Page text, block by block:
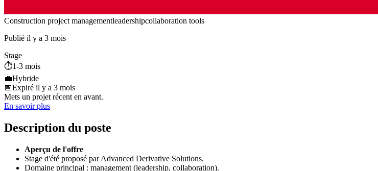
Construction project managementleadershipcollaboration tools
Publié il y a 3 mois
Stage
⏱️1-3 mois
💼Hybride
📅Expiré il y a 3 mois
Mets un projet récent en avant.
En savoir plus
Description du poste
Aperçu de l'offre
Stage d'été proposé par Advanced Derivative Solutions.
Domaine principal : management (leadership, collaboration).